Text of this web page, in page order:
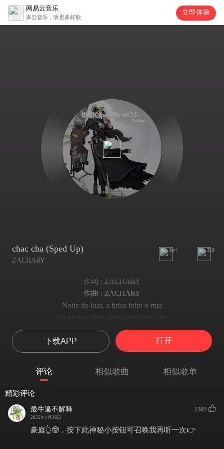
网易云音乐
来云音乐，听更多好歌
立即体验
chac cha (Sped Up)
ZACHARY
1w+ 319
作词 : ZACHARY
作曲 : ZACHARY
Noite de luar, a brisa feito o mar
Eu no teu olhar, uma estrela no céu
Sinto seu desejo a querer o meu beijo
E na hula uma lua de mel, de mel
Danço a hula huki e o cha-cha-cha sou estrela no céu
Quero ouvir você chamar
Danço a hula huki e o cha-cha-cha sou estrela no céu
Quero ouvir você chamar
Damn son, these b*****s want some
下载APP 打开
评论 相似歌曲 相似歌单
精彩评论
最牛逼不解释
2025年1月26日
1305
豪庭👆🤓，按下此神秘小按钮可召唤我再听一次👉